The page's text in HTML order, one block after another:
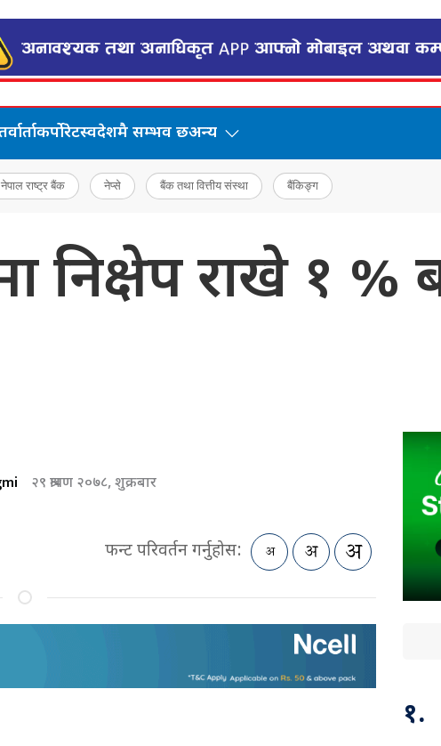
कर्पोरेटस्वदेशमै सम्भव छअन्य
नेपाल राष्ट्र बैंक नेप्से बैंक तथा वित्तीय संस्था बैंकिङ्ग
निक्षेप राखे १ %
२९ श्रावण २०७८, शुक्रबार
फन्ट परिवर्तन गर्नुहोस:
१.